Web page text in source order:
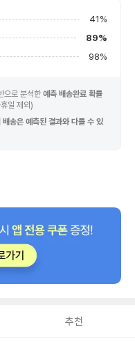
41 %
89%
98%
으로 분석한 예측 배송완료 확률
일 제외)
배송은 예측된 결과와 다를 수 있
추천